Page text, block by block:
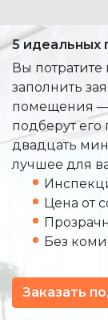
5 идеальных
Вы
заполнить
помещения
подберут
двадцать
лучшее для
Цена от
Без
Заказать